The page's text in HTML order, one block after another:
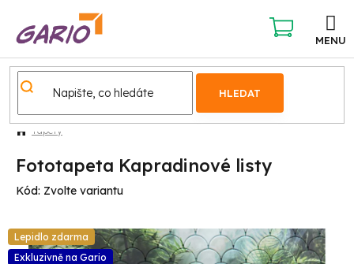
obsah
HLEDAT
NÁKUPNÍ
KOŠÍK
Tapety
Fototapeta Kapradinové listy
Kód: Zvolte variantu
Lepidlo zdarma
Exkluzivně na Gario